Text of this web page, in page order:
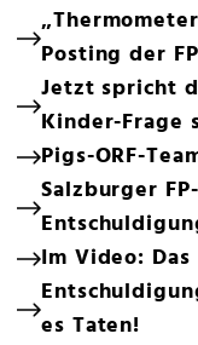
Posting der
Jetzt spricht
Kinder-Frage
Pigs-ORF-
Salzburger
Im Video:
es Taten!